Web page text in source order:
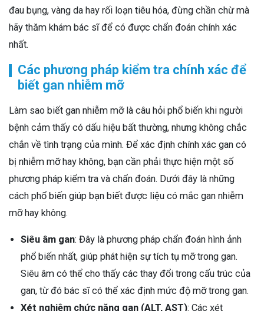
đau bụng, vàng da hay rối loạn tiêu hóa, đừng chần chừ mà
hãy thăm khám bác sĩ để có được chẩn đoán chính xác
nhất.
Các phương pháp kiểm tra chính xác để
biết gan nhiễm mỡ
Làm sao biết gan nhiễm mỡ là câu hỏi phổ biến khi người
bệnh cảm thấy có dấu hiệu bất thường, nhưng không chắc
chắn về tình trạng của mình. Để xác định chính xác gan có
bị nhiễm mỡ hay không, bạn cần phải thực hiện một số
phương pháp kiểm tra và chẩn đoán. Dưới đây là những
cách phổ biến giúp bạn biết được liệu có mắc gan nhiễm
mỡ hay không.
Siêu âm gan: Đây là phương pháp chẩn đoán hình ảnh
phổ biến nhất, giúp phát hiện sự tích tụ mỡ trong gan.
Siêu âm có thể cho thấy các thay đổi trong cấu trúc của
gan, từ đó bác sĩ có thể xác định mức độ mỡ trong gan.
Xét nghiệm chức năng gan (ALT, AST): Các xét